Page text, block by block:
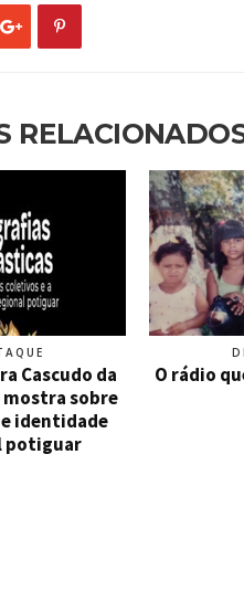
Cascudo da
mostra sobre
identidade
potiguar
O rádio